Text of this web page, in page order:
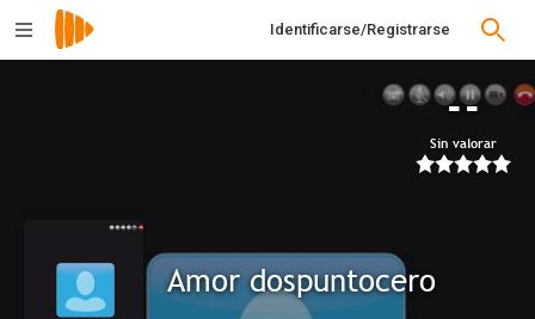
Identificarse/Registrarse
--
Sin valorar
Amor dospuntocero